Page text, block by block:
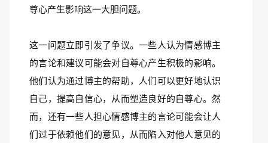
尊心产生影响这一大胆问题。
这一问题立即引发了争议。一些人认为情感博主
的言论和建议可能会对自尊心产生积极的影响。
他们认为通过博主的帮助，人们可以更好地认识
自己，提高自信心，从而塑造良好的自尊心。然
而，还有一些人担心情感博主的言论可能会让人
们过于依赖他们的意见，从而陷入对他人意见的